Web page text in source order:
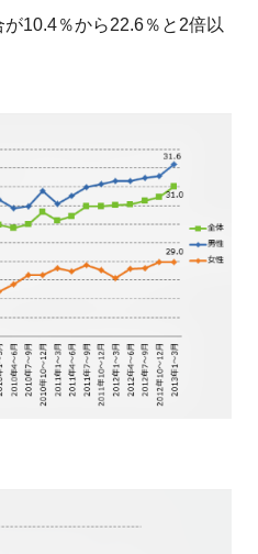
10.4％から22.6％と2倍以